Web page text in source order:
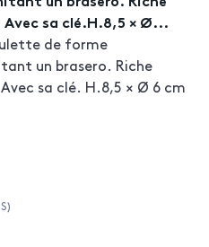
sa clé.H.8,5 × Ø...
de forme
un brasero. Riche
sa clé. H.8,5 × Ø 6 cm